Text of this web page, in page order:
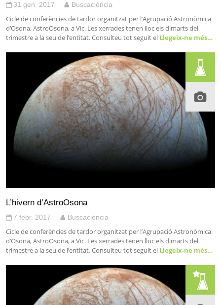
31 gen. 2017 Buscaciència
Cicle de conferències de tardor organitzat per l’Agrupació Astronòmica
d’Osona, AstroOsona, a Vic. Les xerrades tenen lloc els dimarts del
trimestre a la seu de l’entitat. Consulteu tot seguit el Llegeix-ne més…
L’hivern d’AstroOsona
7 febr. 2017 Buscaciència
Cicle de conferències de tardor organitzat per l’Agrupació Astronòmica
d’Osona, AstroOsona, a Vic. Les xerrades tenen lloc els dimarts del
trimestre a la seu de l’entitat. Consulteu tot seguit el Llegeix-ne més…